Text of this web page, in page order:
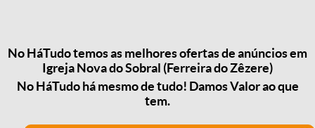
No HáTudo temos as melhores ofertas de anúncios em
Igreja Nova do Sobral (Ferreira do Zêzere)
No HáTudo há mesmo de tudo! Damos Valor ao que
tem.